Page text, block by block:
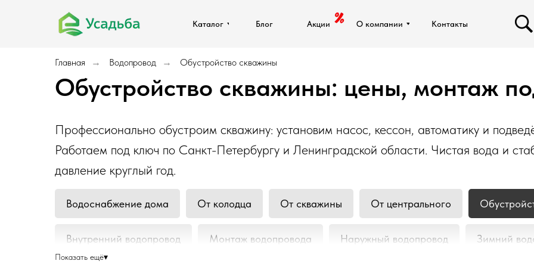
Каталог О компании
Блог Акции Контакты
Каталог О компании
Блог Акции Контакты
Главная → Водопровод → Обустройство скважины
Обустройство скважины: цены, монтаж
Профессионально обустроим скважину: установим насос, кессон, автоматику и
Работаем под ключ по Санкт-Петербургу и Ленинградской области. Чистая вода и
давление круглый год.
Водоснабжение дома От колодца От скважины От центрального
Внутренний водопровод Монтаж водопровода Наружный водопровод Зимний
Показать ещё▾